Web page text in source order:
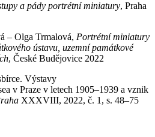
a pády portrétní miniatury, Praha
– Olga Trmalová, Portrétní miniatury
ústavu, uzemní památkové
, České Budějovice 2022
Výstavy
v Praze v letech 1905–1939 a vznik
XXXVIII, 2022, č. 1, s. 48–75